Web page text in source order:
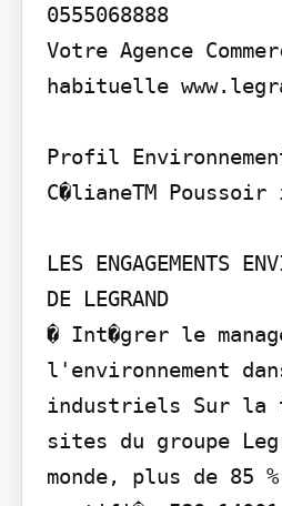
0555068888
Votre Agence
habituelle
Profil
C�lianeTM
LES ENGAGEMENTS
DE LEGRAND
� Int�grer le
l'environnement
industriels Sur la
sites du groupe
monde, plus de 85